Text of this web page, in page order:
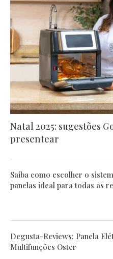
Natal 2025: sugestões
presentear
Saiba como escolher o
panelas ideal para todas as
Degusta-Reviews: Panela
Multifunções Oster